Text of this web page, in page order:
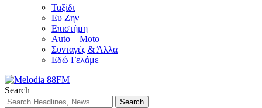
Ταξίδι
Ευ Ζην
Επιστήμη
Auto – Moto
Συνταγές & Άλλα
Εδώ Γελάμε
Search